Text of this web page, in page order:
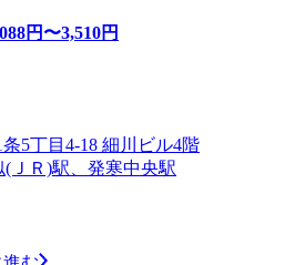
円〜3,510円
5丁目4-18 細川ビル4階
ＪＲ)駅、発寒中央駅